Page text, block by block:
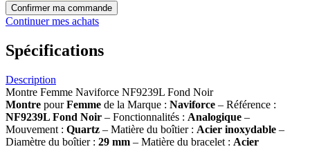
Confirmer ma commande
Continuer mes achats
Spécifications
Description
Montre Femme Naviforce NF9239L Fond Noir
Montre pourFemme de la Marque : Naviforce – Référence :
NF9239L Fond Noir – Fonctionnalités : Analogique –
Mouvement : Quartz – Matière du boîtier : Acier inoxydable –
Diamètre du boîtier : 29 mm – Matière du bracelet : Acier